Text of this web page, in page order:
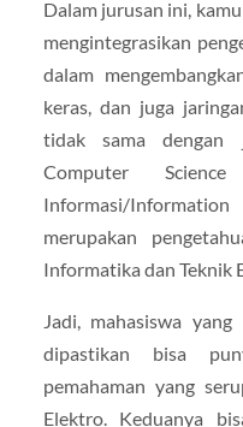
Dalam jurusan ini,
mengintegrasikan
dalam
keras, dan juga
tidak sama dengan
Computer
Informasi/
merupakan
Informatika dan Teknik
Jadi, mahasiswa
dipastikan bisa
pemahaman yang
Elektro. Keduanya